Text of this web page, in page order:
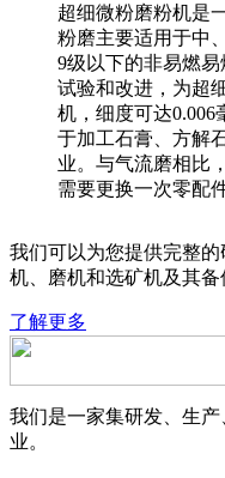
超细微粉磨粉机是
粉磨主要适用于中
9级以下的非易燃
试验和改进，为超
机，细度可达0.006
于加工石膏、方解
业。与气流磨相比
需要更换一次零配
我们可以为您提供完整
机、磨机和选矿机及其备
了解更多
我们是一家集研发、生
业。